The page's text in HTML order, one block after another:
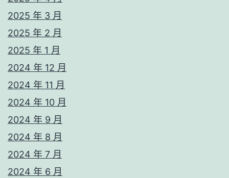
2025 年 3 月
2025 年 2 月
2025 年 1 月
2024 年 12 月
2024 年 11 月
2024 年 10 月
2024 年 9 月
2024 年 8 月
2024 年 7 月
2024 年 6 月